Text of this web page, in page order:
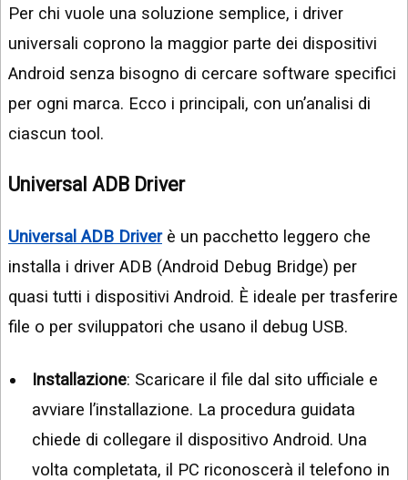
Per chi vuole una soluzione semplice, i driver
universali coprono la maggior parte dei dispositivi
Android senza bisogno di cercare software specifici
per ogni marca. Ecco i principali, con un’analisi di
ciascun tool.
Universal ADB Driver
Universal ADB Driverè un pacchetto leggero che
installa i driver ADB (Android Debug Bridge) per
quasi tutti i dispositivi Android. È ideale per trasferire
file o per sviluppatori che usano il debug USB.
Installazione: Scaricare il file dal sito ufficiale e
avviare l’installazione. La procedura guidata
chiede di collegare il dispositivo Android. Una
volta completata, il PC riconoscerà il telefono in